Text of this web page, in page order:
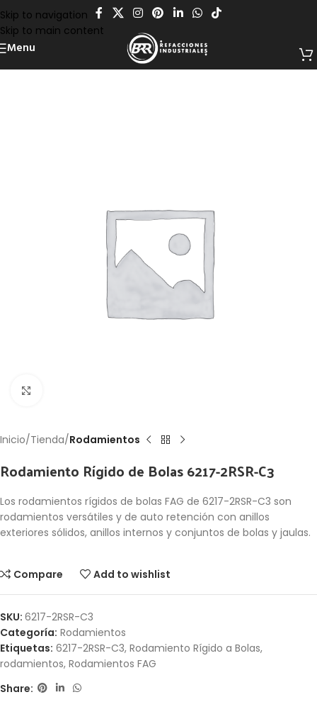
Skip to navigation
Skip to main content
Menu
Inicio Tienda Rodamientos
Rodamiento Rígido de Bolas 6217-2RSR-C3
Los rodamientos rígidos de bolas FAG de 6217-2RSR-C3 son
rodamientos versátiles y de auto retención con anillos
exteriores sólidos, anillos internos y conjuntos de bolas y jaulas.
Compare Add to wishlist
SKU: 6217-2RSR-C3
Categoría: Rodamientos
Etiquetas: 6217-2RSR-C3, Rodamiento Rígido a Bolas,
rodamientos, Rodamientos FAG
Share: